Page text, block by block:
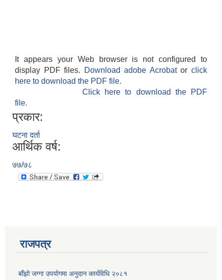
It appears your Web browser is not configured to
display PDF files.
Download adobe Acrobatorclick
here to download the PDF file.
Click here to download the PDF
file.
प्रकार:
घटना दर्ता
आर्थिक वर्ष:
७७/७८
राजपत्र
बाँझो जग्गा उपयोगमा अनुदान कार्यविधि २०८१